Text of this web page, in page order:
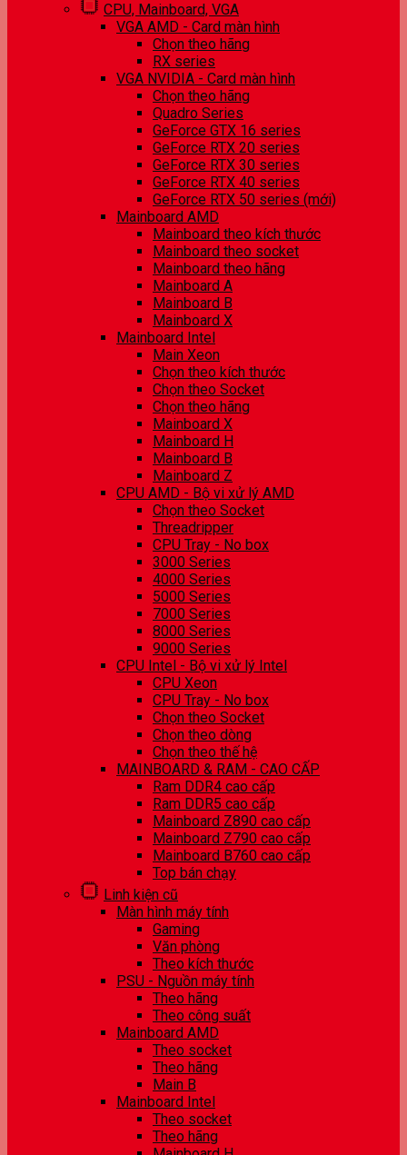
CPU, Mainboard, VGA
VGA AMD - Card màn hình
Chọn theo hãng
RX series
VGA NVIDIA - Card màn hình
Chọn theo hãng
Quadro Series
GeForce GTX 16 series
GeForce RTX 20 series
GeForce RTX 30 series
GeForce RTX 40 series
GeForce RTX 50 series (mới)
Mainboard AMD
Mainboard theo kích thước
Mainboard theo socket
Mainboard theo hãng
Mainboard A
Mainboard B
Mainboard X
Mainboard Intel
Main Xeon
Chọn theo kích thước
Chọn theo Socket
Chọn theo hãng
Mainboard X
Mainboard H
Mainboard B
Mainboard Z
CPU AMD - Bộ vi xử lý AMD
Chọn theo Socket
Threadripper
CPU Tray - No box
3000 Series
4000 Series
5000 Series
7000 Series
8000 Series
9000 Series
CPU Intel - Bộ vi xử lý Intel
CPU Xeon
CPU Tray - No box
Chọn theo Socket
Chọn theo dòng
Chọn theo thế hệ
MAINBOARD & RAM - CAO CẤP
Ram DDR4 cao cấp
Ram DDR5 cao cấp
Mainboard Z890 cao cấp
Mainboard Z790 cao cấp
Mainboard B760 cao cấp
Top bán chạy
Linh kiện cũ
Màn hình máy tính
Gaming
Văn phòng
Theo kích thước
PSU - Nguồn máy tính
Theo hãng
Theo công suất
Mainboard AMD
Theo socket
Theo hãng
Main B
Mainboard Intel
Theo socket
Theo hãng